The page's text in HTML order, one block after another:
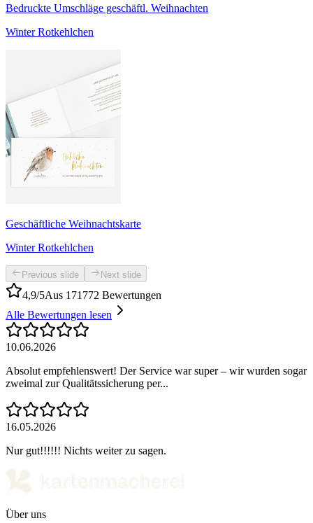
Bedruckte Umschläge geschäftl. Weihnachten
Winter Rotkehlchen
Geschäftliche Weihnachtskarte
Winter Rotkehlchen
Previous slide Next slide
4,9/5Aus 171772 Bewertungen
Alle Bewertungen lesen
10.06.2026
Absolut empfehlenswert! Der Service war super – wir wurden sogar
zweimal zur Qualitätssicherung per...
16.05.2026
Nur gut!!!!!! Nichts weiter zu sagen.
Über uns